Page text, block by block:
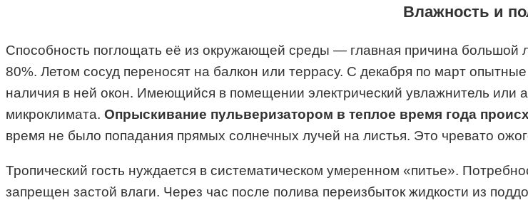
Влажность и
Способность поглощать её из окружающей среды — главная причина большой
80%. Летом сосуд переносят на балкон или террасу. С декабря по март
наличия в ней окон. Имеющийся в помещении электрический увлажнитель или
микроклимата. Опрыскивание пульверизатором в теплое время года
время не было попадания прямых солнечных лучей на листья. Это чревато
Тропический гость нуждается в систематическом умеренном «питье».
запрещен застой влаги. Через час после полива переизбыток жидкости из